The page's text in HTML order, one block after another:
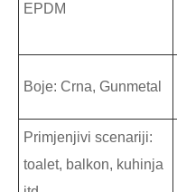
EPDM
Boje: Crna, Gunmetal
Primjenjivi scenariji:
toalet, balkon, kuhinja